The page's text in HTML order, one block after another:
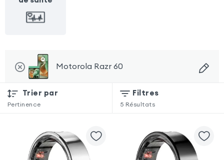
Motorola Razr 60
Trier par
Pertinence
Filtres
5 Résultats